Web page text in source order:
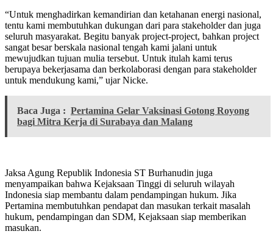
“Untuk menghadirkan kemandirian dan ketahanan energi nasional,
tentu kami membutuhkan dukungan dari para stakeholder dan juga
seluruh masyarakat. Begitu banyak project-project, bahkan project
sangat besar berskala nasional tengah kami jalani untuk
mewujudkan tujuan mulia tersebut. Untuk itulah kami terus
berupaya bekerjasama dan berkolaborasi dengan para stakeholder
untuk mendukung kami,” ujar Nicke.
Baca Juga : Pertamina Gelar Vaksinasi Gotong Royong
bagi Mitra Kerja di Surabaya dan Malang
Jaksa Agung Republik Indonesia ST Burhanudin juga
menyampaikan bahwa Kejaksaan Tinggi di seluruh wilayah
Indonesia siap membantu dalam pendampingan hukum. Jika
Pertamina membutuhkan pendapat dan masukan terkait masalah
hukum, pendampingan dan SDM, Kejaksaan siap memberikan
masukan.